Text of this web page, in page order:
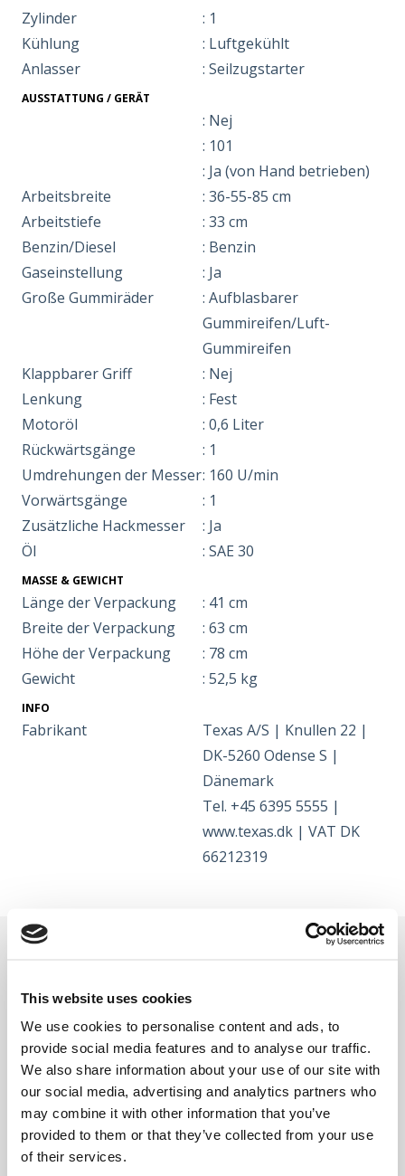
This website uses cookies
We use cookies to personalise content and ads, to
provide social media features and to analyse our traffic.
We also share information about your use of our site with
our social media, advertising and analytics partners who
may combine it with other information that you’ve
provided to them or that they’ve collected from your use
of their services.
Zylinder
: 1
Kühlung
: Luftgekühlt
Anlasser
: Seilzugstarter
AUSSTATTUNG / GERÄT
: Nej
: 101
: Ja (von Hand betrieben)
Arbeitsbreite
: 36-55-85 cm
Arbeitstiefe
: 33 cm
Benzin/Diesel
: Benzin
Gaseinstellung
: Ja
Große Gummiräder
: Aufblasbarer
Gummireifen/Luft-
Gummireifen
Klappbarer Griff
: Nej
Lenkung
: Fest
Motoröl
: 0,6 Liter
Rückwärtsgänge
: 1
Umdrehungen der Messer: 160 U/min
Vorwärtsgänge
: 1
Zusätzliche Hackmesser
: Ja
Öl
: SAE 30
MASSE & GEWICHT
Länge der Verpackung
: 41 cm
Breite der Verpackung
: 63 cm
Höhe der Verpackung
: 78 cm
Gewicht
: 52,5 kg
INFO
Fabrikant
Texas A/S | Knullen 22 |
DK-5260 Odense S |
Dänemark
Tel. +45 6395 5555 |
www.texas.dk | VAT DK
66212319